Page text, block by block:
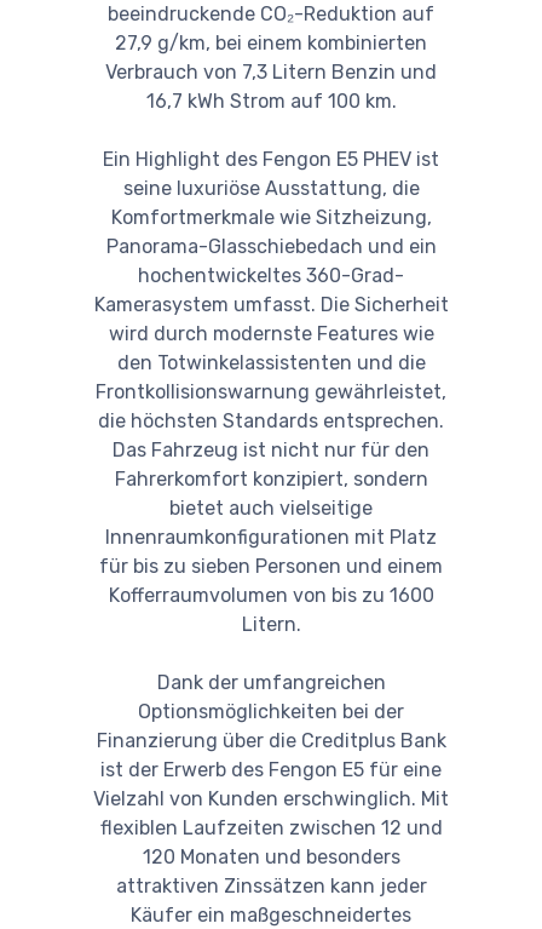
beeindruckende CO₂-Reduktion auf
27,9 g/km, bei einem kombinierten
Verbrauch von 7,3 Litern Benzin und
16,7 kWh Strom auf 100 km.
Ein Highlight des Fengon E5 PHEV ist
seine luxuriöse Ausstattung, die
Komfortmerkmale wie Sitzheizung,
Panorama-Glasschiebedach und ein
hochentwickeltes 360-Grad-
Kamerasystem umfasst. Die Sicherheit
wird durch modernste Features wie
den Totwinkelassistenten und die
Frontkollisionswarnung gewährleistet,
die höchsten Standards entsprechen.
Das Fahrzeug ist nicht nur für den
Fahrerkomfort konzipiert, sondern
bietet auch vielseitige
Innenraumkonfigurationen mit Platz
für bis zu sieben Personen und einem
Kofferraumvolumen von bis zu 1600
Litern.
Dank der umfangreichen
Optionsmöglichkeiten bei der
Finanzierung über die Creditplus Bank
ist der Erwerb des Fengon E5 für eine
Vielzahl von Kunden erschwinglich. Mit
flexiblen Laufzeiten zwischen 12 und
120 Monaten und besonders
attraktiven Zinssätzen kann jeder
Käufer ein maßgeschneidertes